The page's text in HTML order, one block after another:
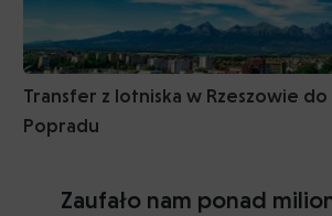
Transfer z lotniska w Rzeszowie do
Popradu
Zaufało nam ponad